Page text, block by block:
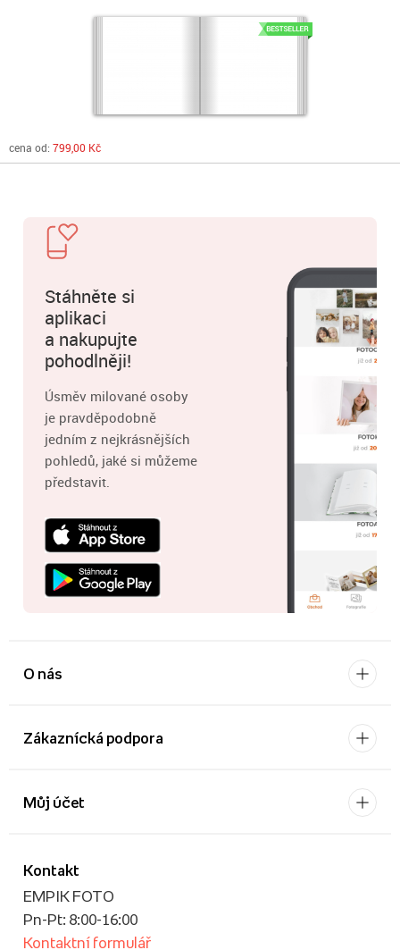
cena od: 799,00 Kč
Stáhněte si
aplikaci
a nakupujte
pohodlněji!
Úsměv milované osoby
je pravděpodobně
jedním z nejkrásnějších
pohledů, jaké si můžeme
představit.
O nás
Zákaznícká podpora
Kontakt
EMPIK FOTO
Pn-Pt: 8:00-16:00
Kontaktní formulář
Můj účet